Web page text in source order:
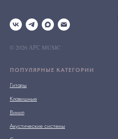
© 2026 АРС MUSIC
ПОПУЛЯРНЫЕ КАТЕГОРИИ
Гитары
Клавишные
Винил
Акустические системы